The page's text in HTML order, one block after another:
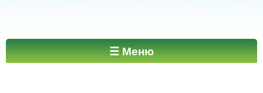
Главное меню ☰ Меню